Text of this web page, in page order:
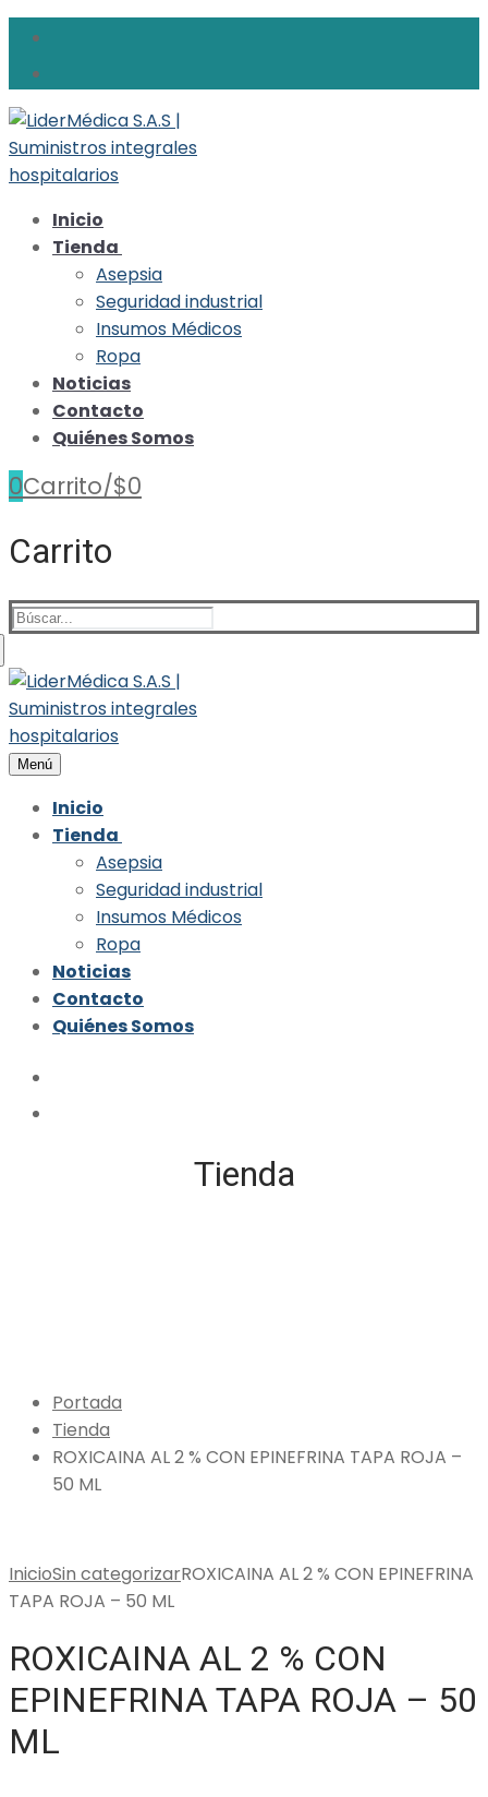
contenido
Menú
Cerrar
Inicio
Tienda
Asepsia
Seguridad industrial
Insumos Médicos
Ropa
Noticias
Contacto
Quiénes Somos
0Carrito/$0
Carrito
Buscar:
Menú
Inicio
Tienda
Asepsia
Seguridad industrial
Insumos Médicos
Ropa
Noticias
Contacto
Quiénes Somos
Tienda
Portada
Tienda
ROXICAINA AL 2 % CON EPINEFRINA TAPA ROJA –
50 ML
InicioSin categorizarROXICAINA AL 2 % CON EPINEFRINA
TAPA ROJA – 50 ML
ROXICAINA AL 2 % CON
EPINEFRINA TAPA ROJA – 50
ML